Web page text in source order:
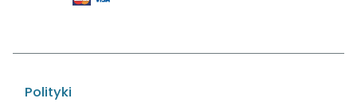
Polityki